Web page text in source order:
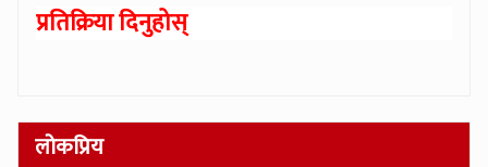
प्रतिक्रिया दिनुहोस्
लोकप्रिय